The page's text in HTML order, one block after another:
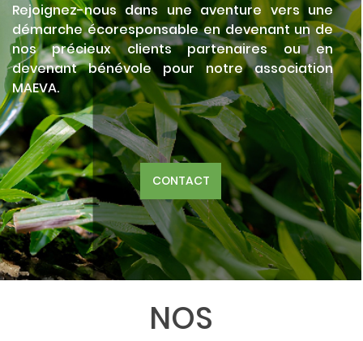
Rejoignez-nous dans une aventure vers une
démarche écoresponsable en devenant un de
nos précieux clients partenaires ou en
devenant bénévole pour notre association
MAEVA.
CONTACT
NOS